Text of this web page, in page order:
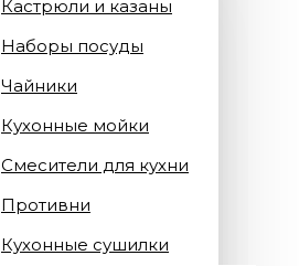
Кастрюли и казаны
Наборы посуды
Чайники
Кухонные мойки
Смесители для кухни
Противни
Кухонные сушилки